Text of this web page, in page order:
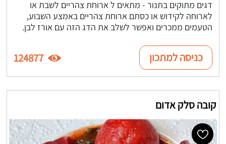
דגים מתוקים בתנור - מתאים ל ארוחת צהריים לשבת או
לארוחה לקידוש או כסתם ארוחת צהריים באמצע השבוע,
הטעמים ממכרים ואפשר לשלב את הדג הזה עם אורז לבן.
כניסה למתכון 124877
קובה סלק אדום